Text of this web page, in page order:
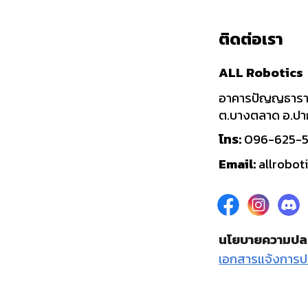
ติดต่อเรา
ALL Robotics
อาคารปัญญธาร
ต.บางตลาด อ.ป
โทร:096-625-
Email:
นโยบายความป
เอกสารแจ้งกา